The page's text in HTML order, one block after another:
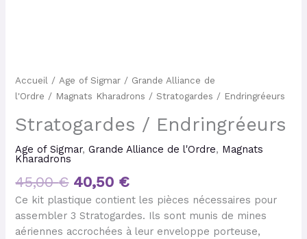
Accueil /Age of Sigmar / Grande Alliance de
l'Ordre / Magnats Kharadrons / Stratogardes / Endringréeurs
Stratogardes / Endringréeurs
Age of Sigmar,Grande Alliance de l'Ordre, Magnats
Kharadrons
45,00€ 40,50 €
Ce kit plastique contient les pièces nécessaires pour
assembler 3 Stratogardes. Ils sont munis de mines
aériennes accrochées à leur enveloppe porteuse,